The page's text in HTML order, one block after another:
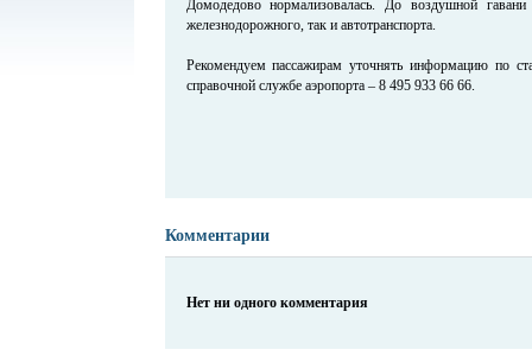
Домодедово нормализовалась. До воздушной
железнодорожного, так и автотранспорта.
Рекомендуем пассажирам уточнять информацию по
справочной службе аэропорта – 8 495 933 66 66.
Комментарии
Нет ни одного комментария